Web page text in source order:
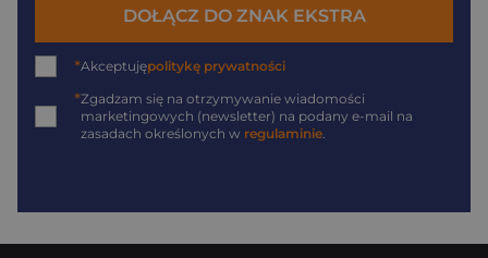
DOŁĄCZ DO ZNAK EKSTRA
*Akceptujępolitykę prywatności
*Zgadzam się na otrzymywanie wiadomości
marketingowych (newsletter) na podany e-mail na
zasadach określonych w regulaminie.